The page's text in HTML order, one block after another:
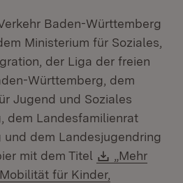
Baden-Württemberg
Ministerium für Soziales,
der Liga der freien
Württemberg, dem
Jugend und Soziales
dem Landesfamilienrat
dem Landesjugendring
mit dem Titel
Download:
„Mehr
für Kinder,